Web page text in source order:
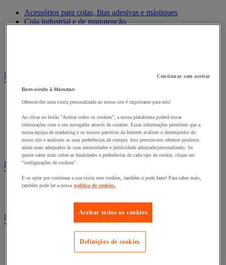
Acessórios para colas, fitas adesivas e mástiques
Cola industrial e de manutenção
Eletricidade
Ver todas as categorias
Acessórios para Quadro Elétrico
Cabo Elétrico
Equipamento de Quadro Elétrico
Extensão, tira e enrolador
Tomada e interruptor
Ferramentas Elétricas
Ver todas as categorias
Ferramentas elétricas portáteis com fios
Ferramentas elétricas portáteis - Acessórios
Ver todas as categorias
Acesórios para berbequim
Acessórios para berbequim
Continuar sem aceitar
Bem-vindo à Manutan
Oferecer-lhe uma visita personalizada ao nosso site é importante para nós!
Ao clicar no botão "Aceitar todos os cookies", a nossa plataforma poderá trocar
informações com o seu navegador através de cookies. Essas informações permitem que a
nossa equipa de marketing e os nossos parceiros da Internet avaliem o desempenho do
nosso site e analisem as suas preferências de compra. Isso permite-nos oferecer produtos
ainda mais adequados às suas necessidades e publicidade adequada/personalizado. Se
quiser saber mais sobre as finalidades e preferências de cada tipo de cookie, clique em
"configurações de cookies".
E se optar por continuar a sua visita sem cookies, também o pode fazer! Para saber mais,
também pode ler a nossa política de cookies.
Aceitar todos os cookies
Definições de cookies